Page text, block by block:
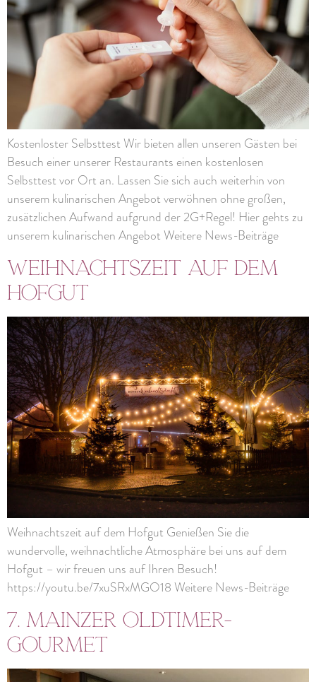
Kostenloster Selbsttest Wir bieten allen unseren Gästen bei
Besuch einer unserer Restaurants einen kostenlosen
Selbsttest vor Ort an. Lassen Sie sich auch weiterhin von
unserem kulinarischen Angebot verwöhnen ohne großen,
zusätzlichen Aufwand aufgrund der 2G+Regel! Hier gehts zu
unserem kulinarischen Angebot Weitere News-Beiträge
Weihnachtszeit auf dem
Hofgut
Weihnachtszeit auf dem Hofgut Genießen Sie die
wundervolle, weihnachtliche Atmosphäre bei uns auf dem
Hofgut – wir freuen uns auf Ihren Besuch!
https://youtu.be/7xuSRxMGO18 Weitere News-Beiträge
7. Mainzer Oldtimer-
Gourmet